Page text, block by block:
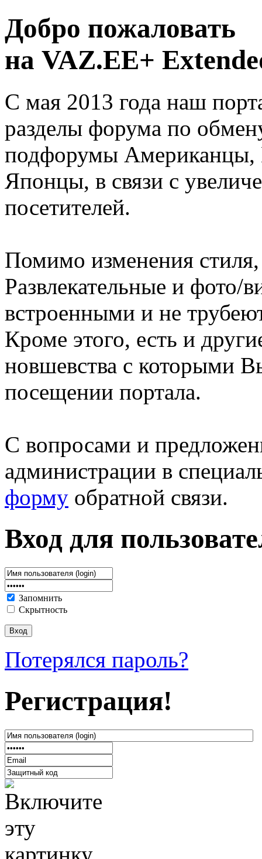
Добро пожаловать
на VAZ.EE+
С мая 2013 года наш
разделы форума по
подфорумы
Японцы, в связи с
посетителей.
Помимо изменения
Развлекательные и фото/
встроенными и не
Кроме этого, есть и
новшевства с которыми
посещении портала.
С вопросами и
администрации в
форму обратной связи.
Вход для
Запомнить
Скрытность
Потерялся пароль?
Регистрация!